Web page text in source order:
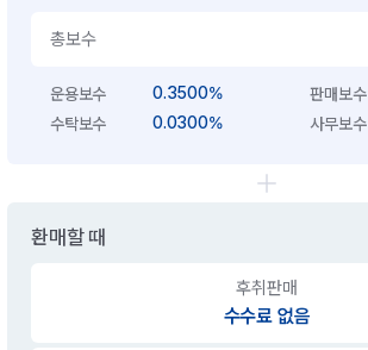
총보수
운용보수 0.3500% 판매보수
수탁보수
0.0300% 사무보수
환매할 때
후취판매
수수료 없음